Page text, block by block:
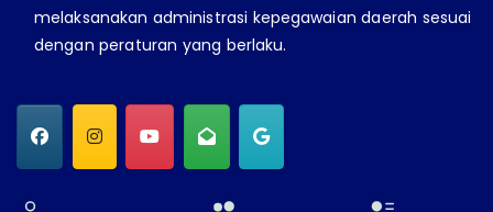
melaksanakan administrasi kepegawaian daerah sesuai
dengan peraturan yang berlaku.